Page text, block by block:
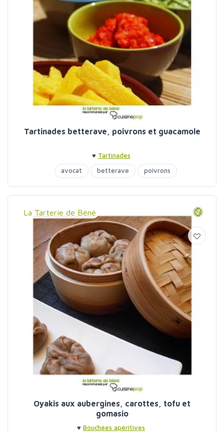
Tartinades betterave, poivrons et guacamole
♥ Tartinades
avocat
betterave poivrons
La Tarterie de Béné
Oyakis aux aubergines, carottes, tofu et
gomasio
♥ Bouchées apéritives